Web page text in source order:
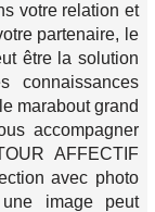
votre relation et
partenaire, le
être la solution
connaissances
marabout grand
accompagner
AFFECTIF
avec photo
image peut